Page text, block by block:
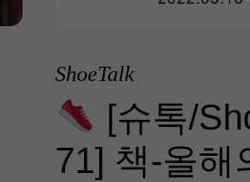
ShoeTalk
[슈톡/
71] 책-올해